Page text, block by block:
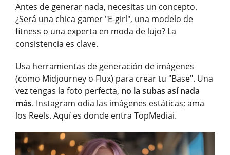
Antes de generar nada, necesitas un concepto.
¿Será una chica gamer "E-girl", una modelo de
fitness o una experta en moda de lujo? La
consistencia es clave.
Usa herramientas de generación de imágenes
(como Midjourney o Flux) para crear tu "Base". Una
vez tengas la foto perfecta, no la subas así nada
más. Instagram odia las imágenes estáticas; ama
los Reels. Aquí es donde entra TopMediai.